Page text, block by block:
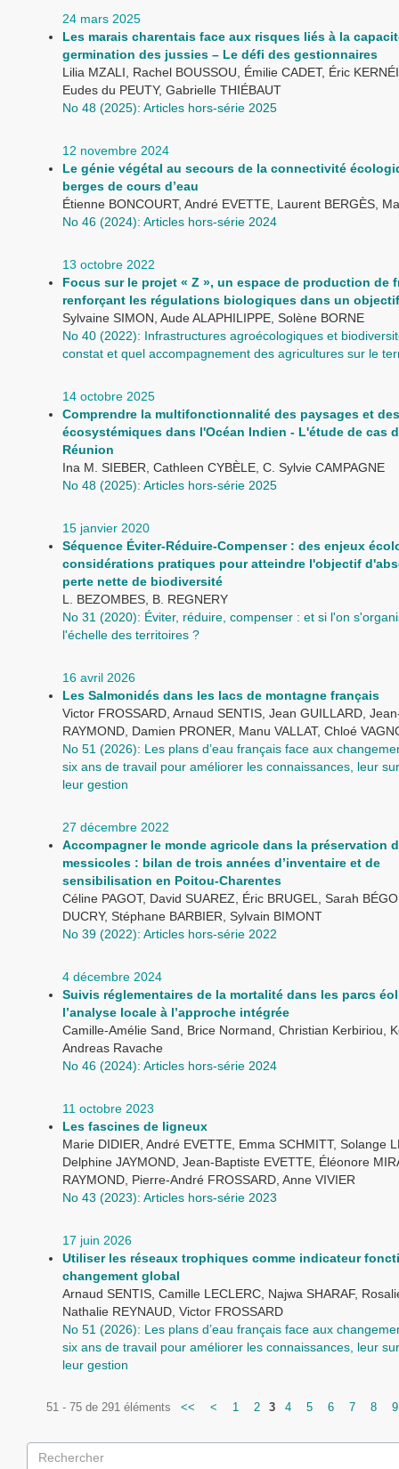
24 mars 2025
Les marais charentais face aux risques liés à la
germination des jussies – Le défi des gestionnaires
Lilia MZALI, Rachel BOUSSOU, Émilie CADET, Éric
Eudes du PEUTY, Gabrielle THIÉBAUT
No 48 (2025): Articles hors-série 2025
12 novembre 2024
Le génie végétal au secours de la connectivité
berges de cours d’eau
Étienne BONCOURT, André EVETTE, Laurent BERGÈS,
No 46 (2024): Articles hors-série 2024
13 octobre 2022
Focus sur le projet « Z », un espace de production de
renforçant les régulations biologiques dans un
Sylvaine SIMON, Aude ALAPHILIPPE, Solène BORNE
No 40 (2022): Infrastructures agroécologiques et
constat et quel accompagnement des agricultures sur le
14 octobre 2025
Comprendre la multifonctionnalité des paysages et
écosystémiques dans l'Océan Indien - L'étude de cas
Réunion
Ina M. SIEBER, Cathleen CYBÈLE, C. Sylvie CAMPAGNE
No 48 (2025): Articles hors-série 2025
15 janvier 2020
Séquence Éviter-Réduire-Compenser : des enjeux
considérations pratiques pour atteindre l'objectif
perte nette de biodiversité
L. BEZOMBES, B. REGNERY
No 31 (2020): Éviter, réduire, compenser : et si l'on
l'échelle des territoires ?
16 avril 2026
Les Salmonidés dans les lacs de montagne français
Victor FROSSARD, Arnaud SENTIS, Jean GUILLARD,
RAYMOND, Damien PRONER, Manu VALLAT, Chloé
No 51 (2026): Les plans d’eau français face aux
six ans de travail pour améliorer les connaissances, leur
leur gestion
27 décembre 2022
Accompagner le monde agricole dans la préservation
messicoles : bilan de trois années d’inventaire et de
sensibilisation en Poitou-Charentes
Céline PAGOT, David SUAREZ, Éric BRUGEL, Sarah
DUCRY, Stéphane BARBIER, Sylvain BIMONT
No 39 (2022): Articles hors-série 2022
4 décembre 2024
Suivis réglementaires de la mortalité dans les parcs
l’analyse locale à l’approche intégrée
Camille-Amélie Sand, Brice Normand, Christian Kerbiriou,
Andreas Ravache
No 46 (2024): Articles hors-série 2024
11 octobre 2023
Les fascines de ligneux
Marie DIDIER, André EVETTE, Emma SCHMITT, Solange
Delphine JAYMOND, Jean-Baptiste EVETTE, Éléonore
RAYMOND, Pierre-André FROSSARD, Anne VIVIER
No 43 (2023): Articles hors-série 2023
17 juin 2026
Utiliser les réseaux trophiques comme indicateur
changement global
Arnaud SENTIS, Camille LECLERC, Najwa SHARAF,
Nathalie REYNAUD, Victor FROSSARD
No 51 (2026): Les plans d’eau français face aux
six ans de travail pour améliorer les connaissances, leur
leur gestion
51 - 75 de 291 éléments << < 1 2 3 4 5 6 7 8 9